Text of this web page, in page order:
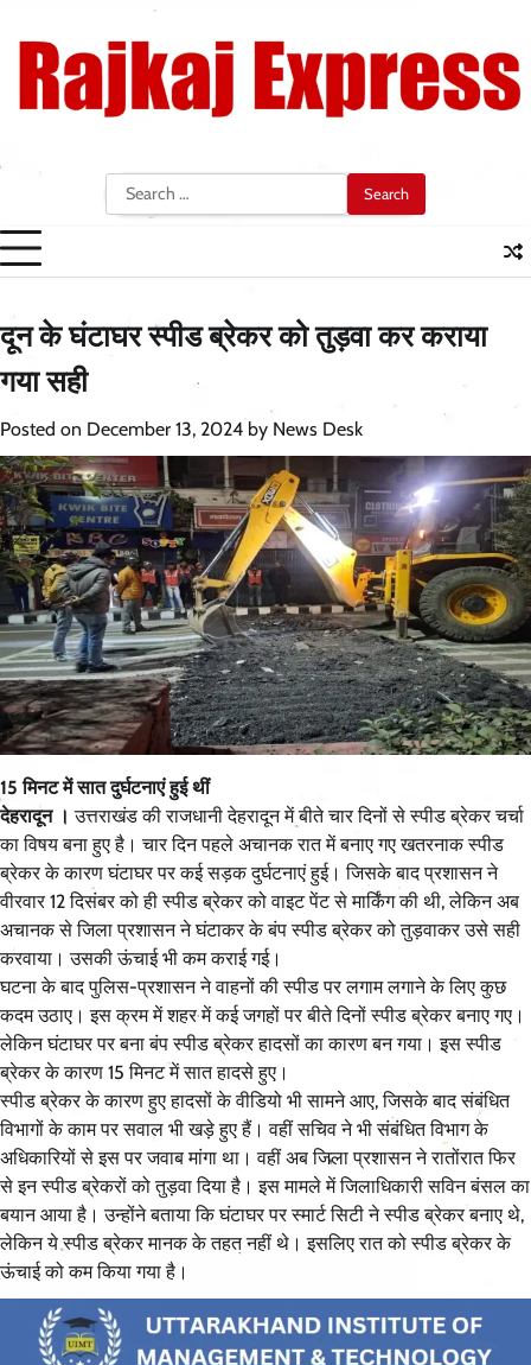
content
Search
for:
दून के घंटाघर स्पीड ब्रेकर को तुड़वा कर कराया
गया सही
Posted on December 13, 2024 by News Desk
15 मिनट में सात दुर्घटनाएं हुई थीं
देहरादून । उत्तराखंड की राजधानी देहरादून में बीते चार दिनों से स्पीड ब्रेकर चर्चा
का विषय बना हुए है। चार दिन पहले अचानक रात में बनाए गए खतरनाक स्पीड
ब्रेकर के कारण घंटाघर पर कई सड़क दुर्घटनाएं हुई। जिसके बाद प्रशासन ने
वीरवार 12 दिसंबर को ही स्पीड ब्रेकर को वाइट पेंट से मार्किंग की थी, लेकिन अब
अचानक से जिला प्रशासन ने घंटाकर के बंप स्पीड ब्रेकर को तुड़वाकर उसे सही
करवाया। उसकी ऊंचाई भी कम कराई गई।
घटना के बाद पुलिस-प्रशासन ने वाहनों की स्पीड पर लगाम लगाने के लिए कुछ
कदम उठाए। इस क्रम में शहर में कई जगहों पर बीते दिनों स्पीड ब्रेकर बनाए गए।
लेकिन घंटाघर पर बना बंप स्पीड ब्रेकर हादसों का कारण बन गया। इस स्पीड
ब्रेकर के कारण 15 मिनट में सात हादसे हुए।
स्पीड ब्रेकर के कारण हुए हादसों के वीडियो भी सामने आए, जिसके बाद संबंधित
विभागों के काम पर सवाल भी खड़े हुए हैं। वहीं सचिव ने भी संबंधित विभाग के
अधिकारियों से इस पर जवाब मांगा था। वहीं अब जिला प्रशासन ने रातोंरात फिर
से इन स्पीड ब्रेकरों को तुड़वा दिया है। इस मामले में जिलाधिकारी सविन बंसल का
बयान आया है। उन्होंने बताया कि घंटाघर पर स्मार्ट सिटी ने स्पीड ब्रेकर बनाए थे,
लेकिन ये स्पीड ब्रेकर मानक के तहत नहीं थे। इसलिए रात को स्पीड ब्रेकर के
ऊंचाई को कम किया गया है।